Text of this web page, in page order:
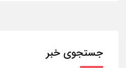
جستجوی خبر